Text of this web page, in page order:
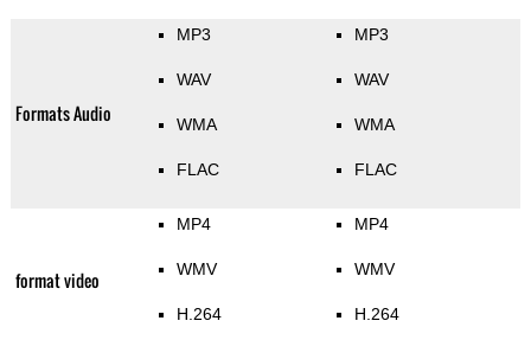
Formats Audio
MP3
WAV
WMA
FLAC
MP3
WAV
WMA
FLAC
format video
MP4
WMV
H.264
MP4
WMV
H.264